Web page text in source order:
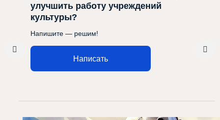
улучшить работу учреждений
культуры?
Напишите — решим!
Написать